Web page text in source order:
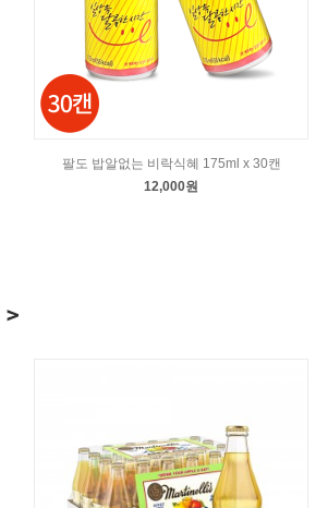
팔도 밥알없는 비락식혜 175ml x 30캔
12,000원